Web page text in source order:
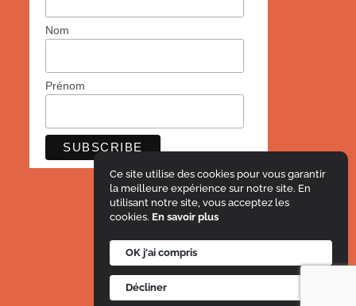
Ce site utilise des cookies pour vous garantir
la meilleure expérience sur notre site. En
utilisant notre site, vous acceptez les
cookies. En savoir plus
OK j'ai compris
Décliner
Nom
Prénom
Mentions légales